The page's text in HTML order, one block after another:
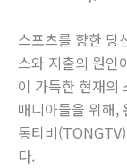
스포츠를 향한 당
스와 지출의 원인
이 가득한 현재의
매니아들을 위해,
통티비
다.